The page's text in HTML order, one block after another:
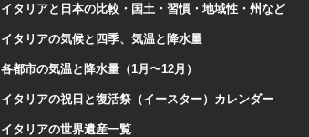
イタリアと日本の比較・国土・習慣・地域性・州など
イタリアの気候と四季、気温と降水量
各都市の気温と降水量（1月〜12月）
イタリアの祝日と復活祭（イースター）カレンダー
イタリアの世界遺産一覧